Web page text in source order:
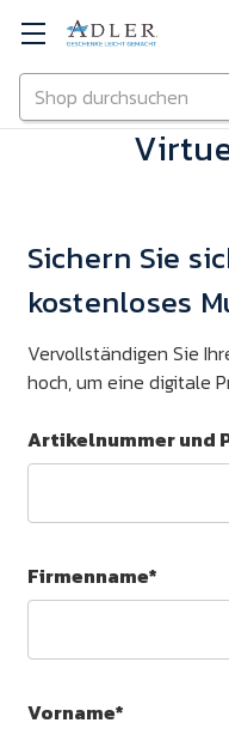
Zu Hauptinhalt springen
Suchen
Sichern Sie
kostenloses
Vervollständigen Sie
hoch, um eine digitale
Artikelnummer und
Firmenname*
Vorname*